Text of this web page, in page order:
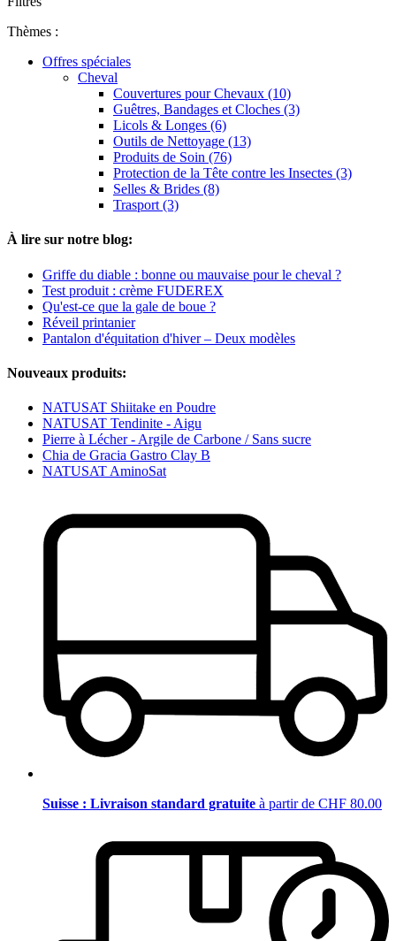
Thèmes :
Offres spéciales
Cheval
Couvertures pour Chevaux (10)
Guêtres, Bandages et Cloches (3)
Licols & Longes (6)
Outils de Nettoyage (13)
Produits de Soin (76)
Protection de la Tête contre les Insectes (3)
Selles & Brides (8)
Trasport (3)
À lire sur notre blog:
Griffe du diable : bonne ou mauvaise pour le cheval ?
Test produit : crème FUDEREX
Qu'est-ce que la gale de boue ?
Réveil printanier
Pantalon d'équitation d'hiver – Deux modèles
Nouveaux produits:
NATUSAT Shiitake en Poudre
NATUSAT Tendinite - Aigu
Pierre à Lécher - Argile de Carbone / Sans sucre
Chia de Gracia Gastro Clay B
NATUSAT AminoSat
Suisse : Livraison standard gratuite à partir de CHF 80.00